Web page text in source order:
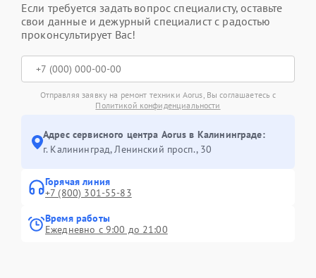
Если требуется задать вопрос специалисту, оставьте
свои данные и дежурный специалист с радостью
проконсультирует Вас!
Отправляя заявку на ремонт техники Aorus, Вы соглашаетесь с
Политикой конфиденциальности
Адрес сервисного центра Aorus в Калининграде:
г. Калининград, Ленинский просп., 30
Горячая линия
+7 (800) 301-55-83
Время работы
Ежедневно с 9:00 до 21:00